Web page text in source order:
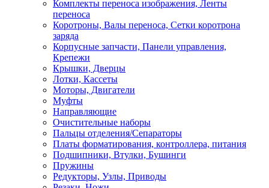
Комплекты переноса изображения, Ленты
переноса
Коротроны, Валы переноса, Сетки коротрона
заряда
Корпусные запчасти, Панели управления,
Крепежи
Крышки, Дверцы
Лотки, Кассеты
Моторы, Двигатели
Муфты
Направляющие
Очистительные наборы
Пальцы отделения/Сепараторы
Платы форматирования, контроллера, питания
Подшипники, Втулки, Бушинги
Пружины
Редукторы, Узлы, Приводы